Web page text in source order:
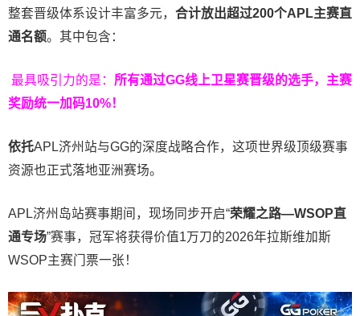
整套晋级体系设计丰富多元， 合计放出超过200个APL主赛直
通名额。其中包含：
最具吸引力的是： 所有通过GG线上卫星赛晋级的选手，主赛
奖励统一加码10%！
依托APL济州站与GG的深度战略合作，这项世界级顶级赛事
资源也正式落地亚洲赛场。
APL济州岛站赛事期间，现场同步开启“荣耀之路—WSOP直
通专场”赛事，冠军将获得价值1万刀的2026年拉斯维加斯
WSOP主赛门票一张！